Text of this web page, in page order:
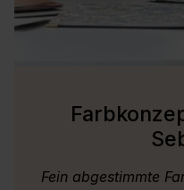
Fein abgestimmte